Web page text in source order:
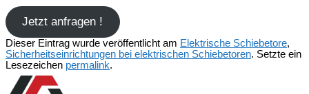
Jetzt anfragen !
Dieser Eintrag wurde veröffentlicht am Elektrische Schiebetore,
Sicherheitseinrichtungen bei elektrischen Schiebetoren. Setzte ein
Lesezeichen permalink.